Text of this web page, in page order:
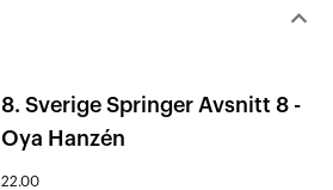
keyboard_arrow_down
8. Sverige Springer Avsnitt 8 -
Oya Hanzén
22.00